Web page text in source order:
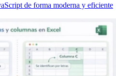
de forma moderna y eficiente